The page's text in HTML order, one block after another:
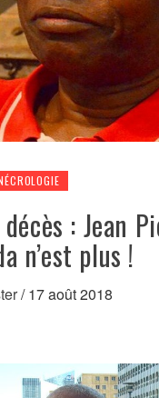
: Jean
n’est plus !
/ 17 août 2018